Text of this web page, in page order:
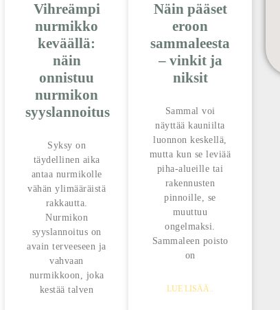
Vihreämpi
nurmikko
keväällä:
näin
onnistuu
nurmikon
syyslannoitus
Syksy on
täydellinen aika
antaa nurmikolle
vähän ylimääräistä
rakkautta.
Nurmikon
syyslannoitus on
avain terveeseen ja
vahvaan
nurmikkoon, joka
kestää talven
Näin pääset
eroon
sammaleesta
– vinkit ja
niksit
Sammal voi
näyttää kauniilta
luonnon keskellä,
mutta kun se leviää
piha-alueille tai
rakennusten
pinnoille, se
muuttuu
ongelmaksi.
Sammaleen poisto
on
LUE LISÄÄ..